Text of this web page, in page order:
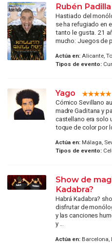
Rubén Padilla
Hastiado del
se ha refugiado en
tanto le gusta. 21
mucho: Juegos de
Actúa en:Alicante,
Tipos de evento:
Yago
Cómico Sevillano
madre Gaditana y
castellano era solo
toque de color por
Actúa en:Málaga,
Tipos de evento:
Show de
Kadabra?
Habrá Kadabra?
disfrutar de
y las canciones
y ...
Actúa en:Barcelona,